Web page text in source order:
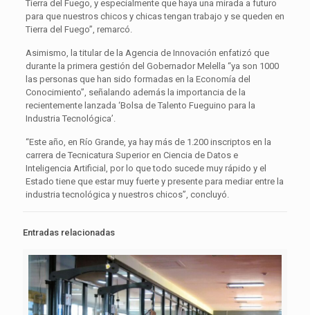
Tierra del Fuego, y especialmente que haya una mirada a futuro
para que nuestros chicos y chicas tengan trabajo y se queden en
Tierra del Fuego”, remarcó.
Asimismo, la titular de la Agencia de Innovación enfatizó que
durante la primera gestión del Gobernador Melella “ya son 1000
las personas que han sido formadas en la Economía del
Conocimiento”, señalando además la importancia de la
recientemente lanzada ‘Bolsa de Talento Fueguino para la
Industria Tecnológica’.
“Este año, en Río Grande, ya hay más de 1.200 inscriptos en la
carrera de Tecnicatura Superior en Ciencia de Datos e
Inteligencia Artificial, por lo que todo sucede muy rápido y el
Estado tiene que estar muy fuerte y presente para mediar entre la
industria tecnológica y nuestros chicos”, concluyó.
Entradas relacionadas